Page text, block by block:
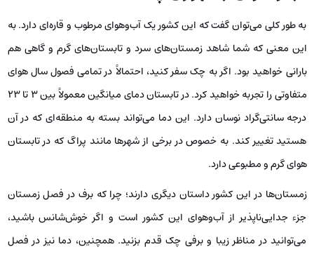
به طور کلی می‌توان گفت که این کشور یک آب‌وهوای مرطوب و قاره‌ای دارد. به
این معنی که شما شاهد زمستان‌های سرد و تابستان‌های گرم و گاهی هم
بارانی خواهید بود. اگر به چک سفر کنید، احتمالاً در تمامی فصول سال هوای
متفاوتی را تجربه خواهید کرد. در تابستان دمای میانگین معمولاً بین ۳ تا ۲۳
درجه سانتی‌گراد نوسان دارد. این دما می‌تواند بسته به منطقه‌ای که در آن
هستید تغییر کند. به خصوص در برخی از شهرها مانند پراگ که در تابستان
هوای گرم و مطبوعی دارد.
زمستان‌ها در این کشور داستان دیگری دارند؛ چرا که برف در فصل زمستان
جزء جدایی‌ناپذیر از آب‌وهوای این کشور است و اگر خوش‌شانس باشید،
می‌توانید در مناظر زیبا و برفی چک قدم بزنید. همچنین، دما نیز در فصل